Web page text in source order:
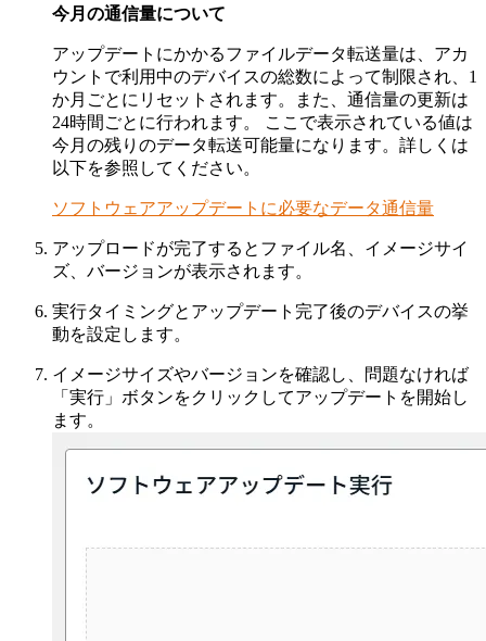
今月の通信量について
アップデートにかかるファイルデータ転送量は、アカ
ウントで利用中のデバイスの総数によって制限され、1
か月ごとにリセットされます。また、通信量の更新は
24時間ごとに行われます。 ここで表示されている値は
今月の残りのデータ転送可能量になります。詳しくは
以下を参照してください。
ソフトウェアアップデートに必要なデータ通信量
アップロードが完了するとファイル名、イメージサイ
ズ、バージョンが表示されます。
実行タイミングとアップデート完了後のデバイスの挙
動を設定します。
イメージサイズやバージョンを確認し、問題なければ
「実行」ボタンをクリックしてアップデートを開始し
ます。